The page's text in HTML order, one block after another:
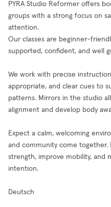
PYRA Studio Reformer offers
groups with a strong focus on
attention.
Our classes are beginner-
supported, confident, and well
We work with precise
appropriate, and clear cues to
patterns. Mirrors in the studio
alignment and develop body
Expect a calm, welcoming
and community come together.
strength, improve mobility, and
intention.
Deutsch